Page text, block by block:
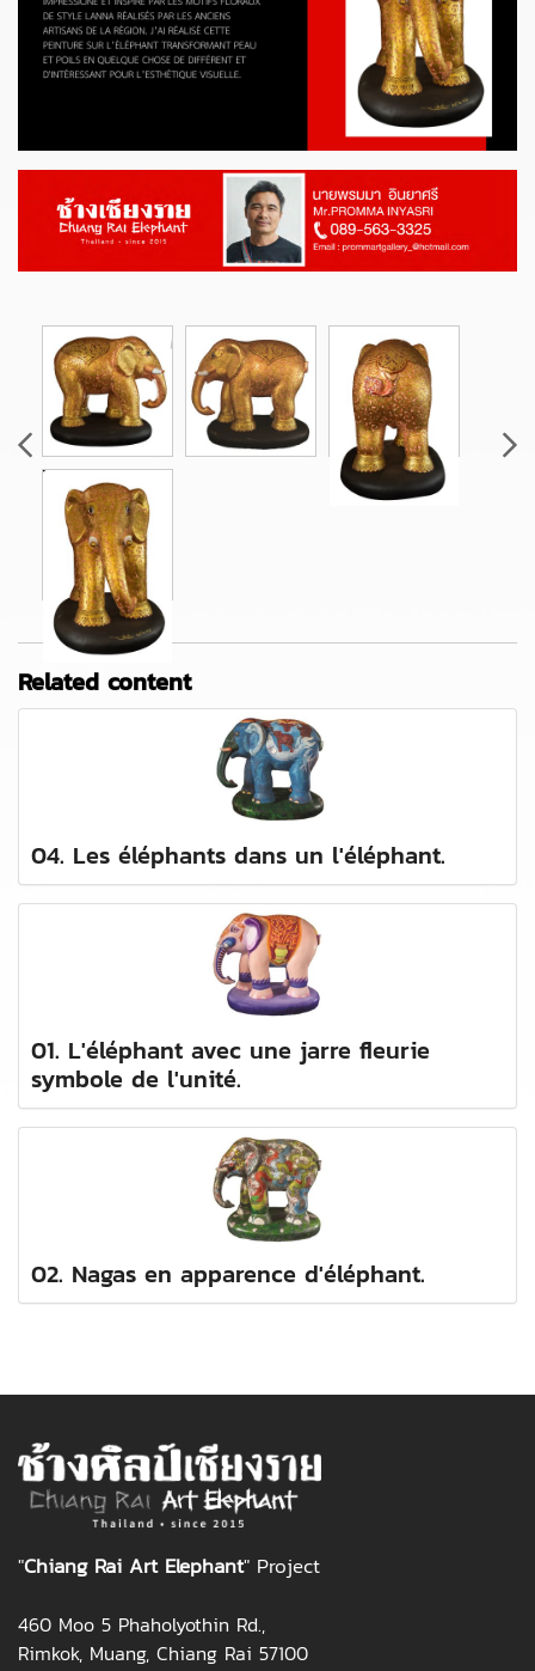
Related content
04. Les éléphants dans un l'éléphant.
01. L'éléphant avec une jarre fleurie
symbole de l'unité.
02. Nagas en apparence d'éléphant.
"Chiang Rai Art Elephant" Project
460 Moo 5 Phaholyothin Rd.,
Rimkok, Muang, Chiang Rai 57100